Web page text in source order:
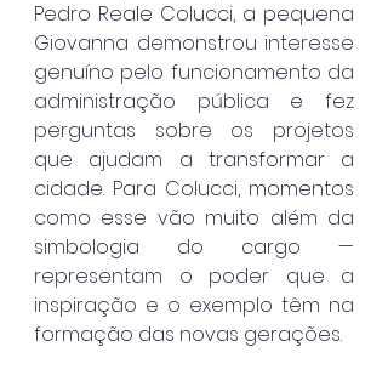
Pedro Reale Colucci, a pequena
Giovanna demonstrou interesse
genuíno pelo funcionamento da
administração pública e fez
perguntas sobre os projetos
que ajudam a transformar a
cidade. Para Colucci, momentos
como esse vão muito além da
simbologia do cargo —
representam o poder que a
inspiração e o exemplo têm na
formação das novas gerações.